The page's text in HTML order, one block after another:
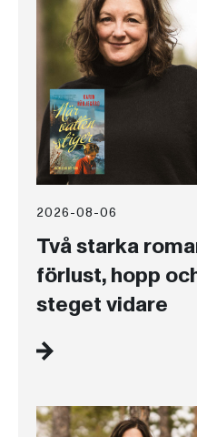
2026-08-06
Två starka
förlust, hopp
steget vidare